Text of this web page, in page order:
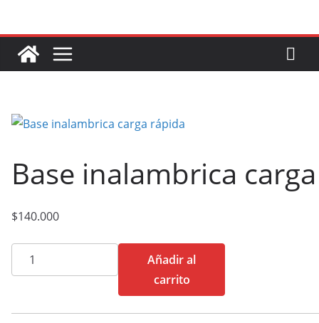
contenido
Base inalambrica
$140.000
Base
inalambrica
rápida
Añadir al
carrito